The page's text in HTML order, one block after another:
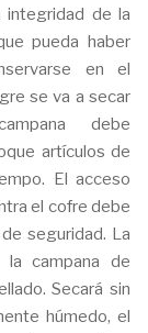
integridad de la
pueda haber
en el
se va a secar
debe
artículos de
El acceso
el cofre debe
seguridad. La
la campana de
Secará sin
húmedo, el